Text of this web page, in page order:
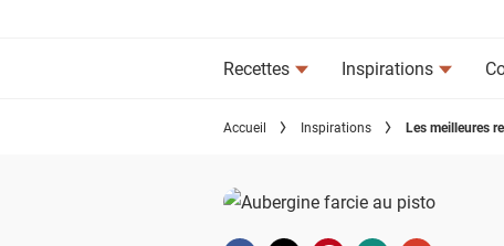
Recettes Inspirations
Accueil Inspirations Les meilleures